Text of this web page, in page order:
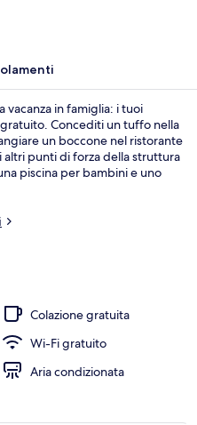
vacanza in famiglia: i tuoi
Concediti un tuffo nella
un boccone nel ristorante
punti di forza della struttura
piscina per bambini e uno
Colazione gratuita
Wi-Fi gratuito
Aria condizionata